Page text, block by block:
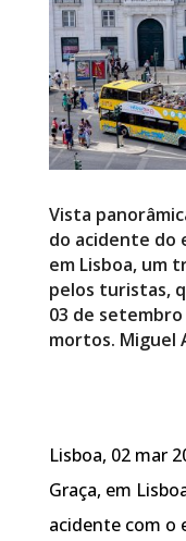
Vista
do acidente do
em Lisboa, um
pelos turistas,
03 de setembro
mortos. Miguel
Lisboa, 02 mar
Graça, em
acidente com o